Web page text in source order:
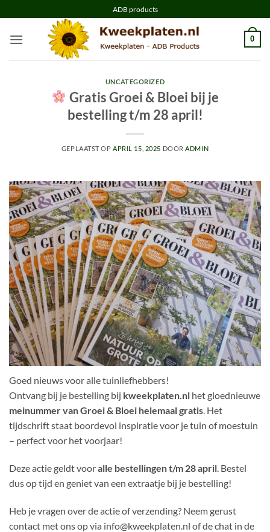
naar
inhoud
ADB products
0
UNCATEGORIZED
Gratis Groei & Bloei bij je
bestelling t/m 28 april!
GEPLAATST OP APRIL 15, 2025 DOOR ADMIN
Goed nieuws voor alle tuinliefhebbers!
Ontvang bij je bestelling bij kweekplaten.nl het gloednieuwe
meinummer van Groei & Bloei helemaal gratis. Het
tijdschrift staat boordevol inspiratie voor je tuin of moestuin
– perfect voor het voorjaar!
Deze actie geldt vooralle bestellingen t/m 28 april. Bestel
dus op tijd en geniet van een extraatje bij je bestelling!
Heb je vragen over de actie of verzending? Neem gerust
contact met ons op via info@kweekplaten.nl of de chat in de